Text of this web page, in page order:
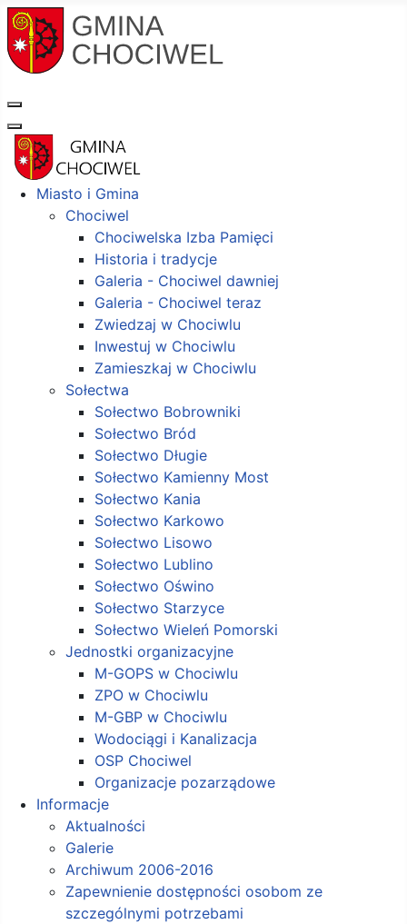
Miasto i Gmina
Chociwel
Chociwelska Izba Pamięci
Historia i tradycje
Galeria - Chociwel dawniej
Galeria - Chociwel teraz
Zwiedzaj w Chociwlu
Inwestuj w Chociwlu
Zamieszkaj w Chociwlu
Sołectwa
Sołectwo Bobrowniki
Sołectwo Bród
Sołectwo Długie
Sołectwo Kamienny Most
Sołectwo Kania
Sołectwo Karkowo
Sołectwo Lisowo
Sołectwo Lublino
Sołectwo Oświno
Sołectwo Starzyce
Sołectwo Wieleń Pomorski
Jednostki organizacyjne
M-GOPS w Chociwlu
ZPO w Chociwlu
M-GBP w Chociwlu
Wodociągi i Kanalizacja
OSP Chociwel
Organizacje pozarządowe
Informacje
Aktualności
Galerie
Archiwum 2006-2016
Zapewnienie dostępności osobom ze
szczególnymi potrzebami